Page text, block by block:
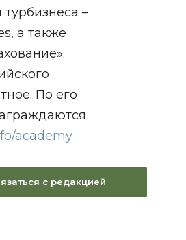
–
а также
По его
academy
с редакцией